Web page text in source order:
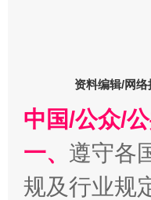
资料编辑/网络
中国/公众/
一、 遵守各
规及行业规